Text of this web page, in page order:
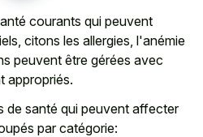
courants qui peuvent
citons les allergies, l'anémie
peuvent être gérées avec
appropriés.
de santé qui peuvent affecter
par catégorie: